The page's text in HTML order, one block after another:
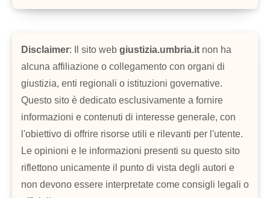
Disclaimer: Il sito web giustizia.umbria.it non ha
alcuna affiliazione o collegamento con organi di
giustizia, enti regionali o istituzioni governative.
Questo sito è dedicato esclusivamente a fornire
informazioni e contenuti di interesse generale, con
l'obiettivo di offrire risorse utili e rilevanti per l'utente.
Le opinioni e le informazioni presenti su questo sito
riflettono unicamente il punto di vista degli autori e
non devono essere interpretate come consigli legali o